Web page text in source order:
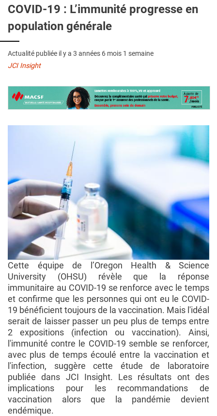
QUI SOMMES-NOUS ?
PUBLICITÉ
CONDITIONS GÉNÉRALES
CONTACT
COVID-19 : L’immunité progresse en
population générale
Actualité publiée il y a 3 années 6 mois 1 semaine
JCI Insight
Cette équipe de l’Oregon Health & Science
University (OHSU) révèle que la réponse
immunitaire au COVID-19 se renforce avec le temps
et confirme que les personnes qui ont eu le COVID-
19 bénéficient toujours de la vaccination. Mais l'idéal
serait de laisser passer un peu plus de temps entre
2 expositions (infection ou vaccination). Ainsi,
l'immunité contre le COVID-19 semble se renforcer,
avec plus de temps écoulé entre la vaccination et
l'infection, suggère cette étude de laboratoire
publiée dans JCI Insight. Les résultats ont des
implications pour les recommandations de
vaccination alors que la pandémie devient
endémique.